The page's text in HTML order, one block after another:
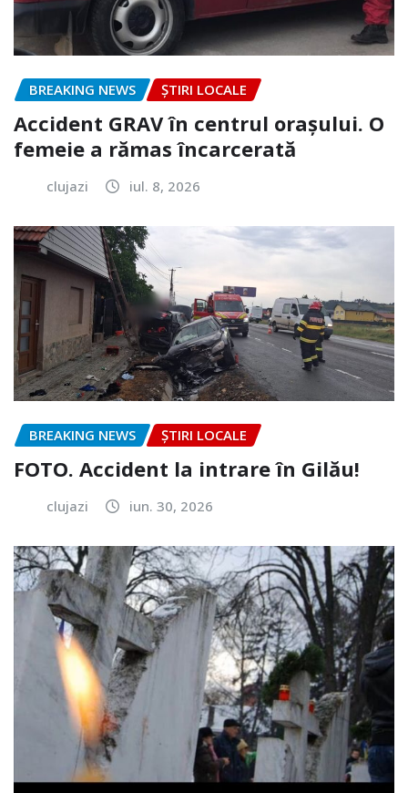
BREAKING NEWS ȘTIRI LOCALE
Accident GRAV în centrul orașului. O
femeie a rămas încarcerată
clujazi iul. 8, 2026
BREAKING NEWS ȘTIRI LOCALE
FOTO. Accident la intrare în Gilău!
clujazi iun. 30, 2026